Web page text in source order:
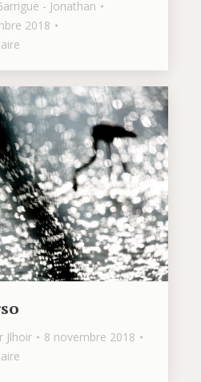
- Jonathan
2018
Jlhoir
8 novembre 2018